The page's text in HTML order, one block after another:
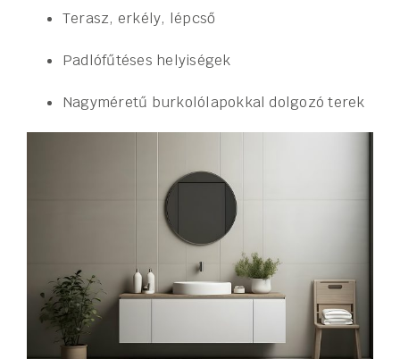
Terasz, erkély, lépcső
Padlófűtéses helyiségek
Nagyméretű burkolólapokkal dolgozó terek